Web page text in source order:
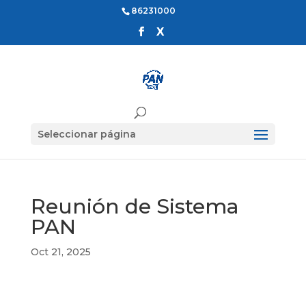
86231000
Seleccionar página
Reunión de Sistema
PAN
Oct 21, 2025